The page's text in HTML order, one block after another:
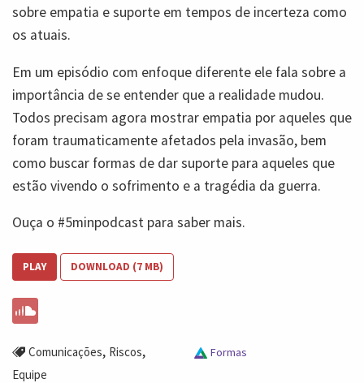
sobre empatia e suporte em tempos de incerteza como
os atuais.
Em um episódio com enfoque diferente ele fala sobre a
importância de se entender que a realidade mudou.
Todos precisam agora mostrar empatia por aqueles que
foram traumaticamente afetados pela invasão, bem
como buscar formas de dar suporte para aqueles que
estão vivendo o sofrimento e a tragédia da guerra.
Ouça o #5minpodcast para saber mais.
PLAY DOWNLOAD (7 MB)
Comunicações, Riscos,
Equipe
Formas